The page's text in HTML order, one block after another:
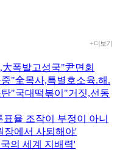
+ 더보기
폭발고성국"尹면회
"全목사,특별호소육.해.
"국대떡볶이"거짓,선동
율 조작이 부정이 아니
장에서 사퇴해야'
의 세계 지배력'